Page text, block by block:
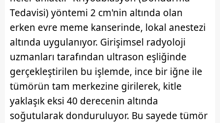
Tedavisi) yöntemi 2 cm'nin altında olan
erken evre meme kanserinde, lokal anestezi
altında uygulanıyor. Girişimsel radyoloji
uzmanları tarafından ultrason eşliğinde
gerçekleştirilen bu işlemde, ince bir iğne ile
tümörün tam merkezine girilerek, kitle
yaklaşık eksi 40 derecenin altında
soğutularak donduruluyor. Bu sayede tümör